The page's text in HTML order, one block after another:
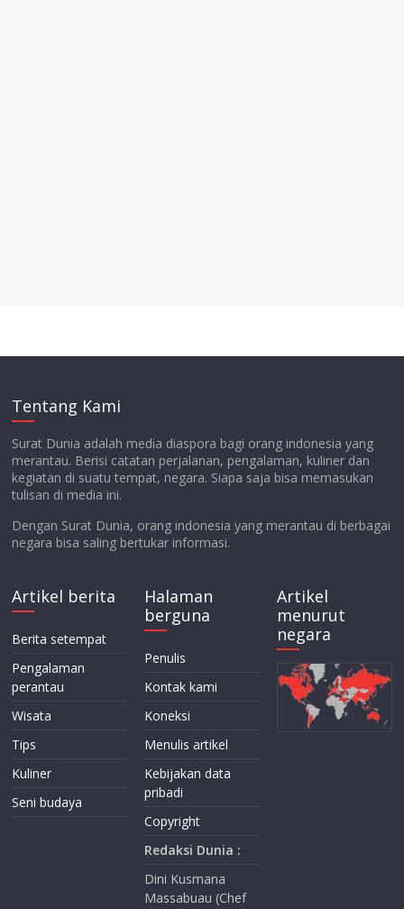
Tentang Kami
Surat Dunia adalah media diaspora bagi orang indonesia yang
merantau. Berisi catatan perjalanan, pengalaman, kuliner dan
kegiatan di suatu tempat, negara. Siapa saja bisa memasukan
tulisan di media ini.
Dengan Surat Dunia, orang indonesia yang merantau di berbagai
negara bisa saling bertukar informasi.
Artikel berita
Berita setempat
Pengalaman
perantau
Wisata
Tips
Kuliner
Seni budaya
Halaman
berguna
Penulis
Kontak kami
Koneksi
Menulis artikel
Kebijakan data
pribadi
Copyright
Redaksi Dunia :
Dini Kusmana
Massabuau (Chef
Artikel
menurut
negara